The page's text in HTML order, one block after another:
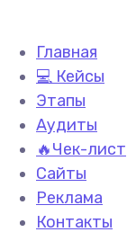
Главная
💻 Кейсы
Этапы
Аудиты
🔥Чек-лист
Сайты
Реклама
Контакты